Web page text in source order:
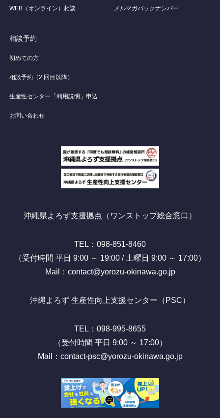
WEB（オンライン）相談 メルマガバックナンバー
相談予約
初めての方
相談予約（2 回目以降）
生産性センター「利用説明」申込
お問い合わせ
沖縄県よろず支援拠点（ワンストップ総合窓口）
TEL：098-851-8460
（受付時間 平日 9:00 ～ 19:00 / 土曜日 9:00 ～ 17:00）
Mail：contact@yorozu-okinawa.go.jp
沖縄よろず 生産性向上支援センター（PSC）
TEL：098-995-8655
（受付時間 平日 9:00 ～ 17:00）
Mail：contact-psc@yorozu-okinawa.go.jp